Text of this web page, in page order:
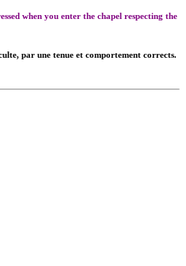
when you enter the chapel respecting the
par une tenue et comportement corrects.